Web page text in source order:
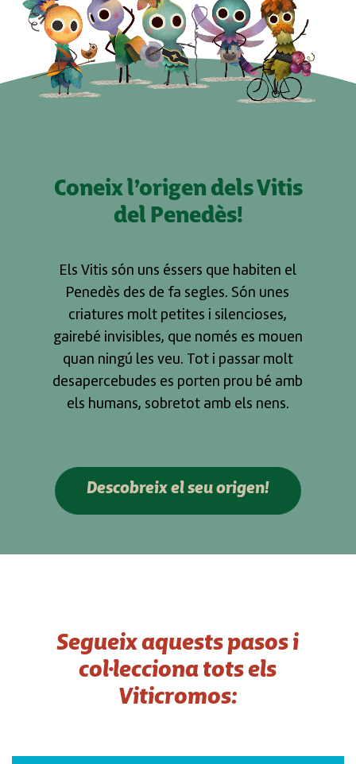
Coneix l’origen dels Vitis
del Penedès!
Els Vitis són uns éssers que habiten el
Penedès des de fa segles. Són unes
criatures molt petites i silencioses,
gairebé invisibles, que només es mouen
quan ningú les veu. Tot i passar molt
desapercebudes es porten prou bé amb
els humans, sobretot amb els nens.
Descobreix el seu origen!
Segueix aquests pasos i
col·lecciona tots els
Viticromos: